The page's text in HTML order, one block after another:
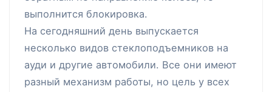
выполнится блокировка.
На сегодняшний день выпускается
несколько видов стеклоподъемников на
ауди и другие автомобили. Все они имеют
разный механизм работы, но цель у всех